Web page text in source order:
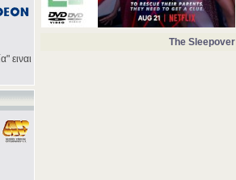
ειναι
The Sleepover